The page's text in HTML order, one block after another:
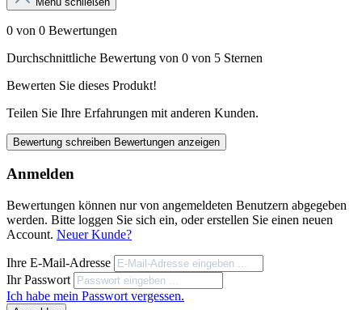
0 von 0 Bewertungen
Durchschnittliche Bewertung von 0 von 5 Sternen
Bewerten Sie dieses Produkt!
Teilen Sie Ihre Erfahrungen mit anderen Kunden.
Bewertung schreiben Bewertungen anzeigen
Anmelden
Bewertungen können nur von angemeldeten Benutzern abgegeben
werden. Bitte loggen Sie sich ein, oder erstellen Sie einen neuen
Account. Neuer Kunde?
Ihre E-Mail-Adresse
Ihr Passwort
Ich habe mein Passwort vergessen.